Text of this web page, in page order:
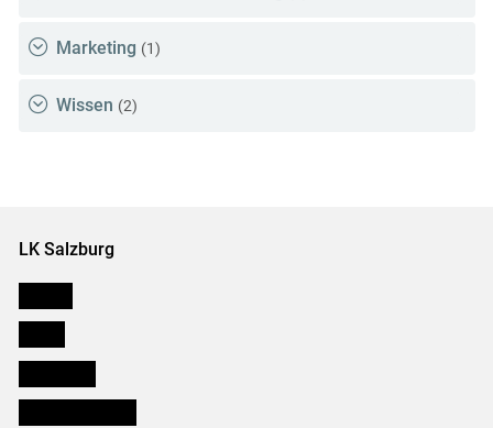
Marketing (1)
Wissen (2)
LK Salzburg